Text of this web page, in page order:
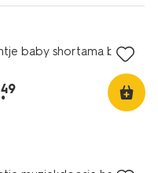
baby shortama beige
.
49